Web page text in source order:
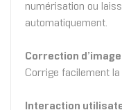
numérisation ou
automatiquement.
Correction
Corrige facilement
Interaction